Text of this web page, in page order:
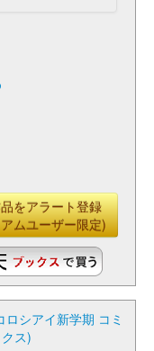
をアラート登録
ムユーザー限定)
シアイ新学期 コミ
ス)